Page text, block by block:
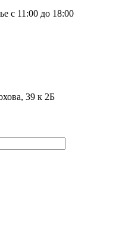
с 11:00 до 18:00
39 к 2Б